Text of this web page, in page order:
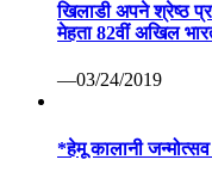
खिलाडी अपने श्रेष्ठ
मेहता 82वीं अखिल
—03/24/2019
*हेमू कालानी